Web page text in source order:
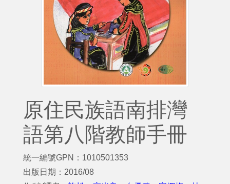
原住民族語南排灣
語第八階教師手冊
統一編號GPN：1010501353
出版日期：2016/08